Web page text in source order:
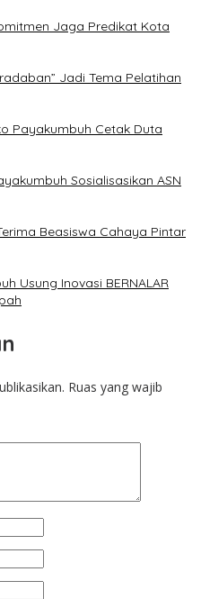
Jaga Predikat Kota
Jadi Tema Pelatihan
Payakumbuh Cetak Duta
Sosialisasikan ASN
Beasiswa Cahaya Pintar
Usung Inovasi BERNALAR
Ruas yang wajib